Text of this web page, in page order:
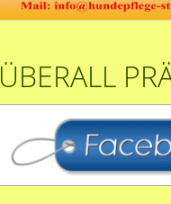
ÜBERALL